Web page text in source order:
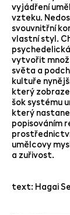
vyjádření
vzteku.
svouvnitřní
vlastní styl.
vytvořit
světa a
kultuře
který
šok systému
který
popisováním
umělcovy
a zuřivost.
text: Hagai